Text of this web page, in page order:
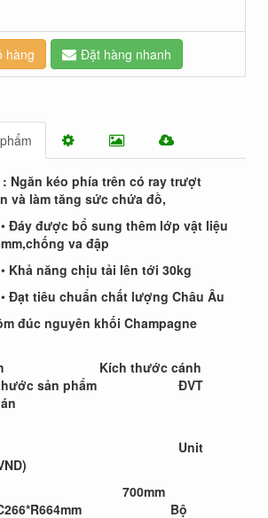
hàng Đặt hàng nhanh
Ngăn kéo phía trên có ray trượt
và làm tăng sức chứa đồ,
• Đáy được bổ sung thêm lớp vật liệu
va đập
• Khả năng chịu tải lên tới 30kg
• Đạt tiêu chuẩn chất lượng Châu Âu
đúc nguyên khối Champagne
Kích thước cánh
sản phẩm ĐVT
- 700 700mm
Bộ